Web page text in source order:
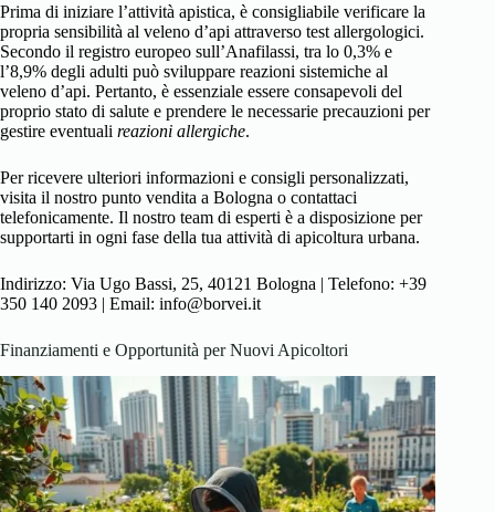
Prima di iniziare l’attività apistica, è consigliabile verificare la
propria sensibilità al veleno d’api attraverso test allergologici.
Secondo il registro europeo sull’Anafilassi, tra lo 0,3% e
l’8,9% degli adulti può sviluppare reazioni sistemiche al
veleno d’api. Pertanto, è essenziale essere consapevoli del
proprio stato di salute e prendere le necessarie precauzioni per
gestire eventuali reazioni allergiche.
Per ricevere ulteriori informazioni e consigli personalizzati,
visita il nostro punto vendita a Bologna o contattaci
telefonicamente. Il nostro team di esperti è a disposizione per
supportarti in ogni fase della tua attività di apicoltura urbana.
Indirizzo: Via Ugo Bassi, 25, 40121 Bologna | Telefono: +39
350 140 2093 | Email: info@borvei.it
Finanziamenti e Opportunità per Nuovi Apicoltori